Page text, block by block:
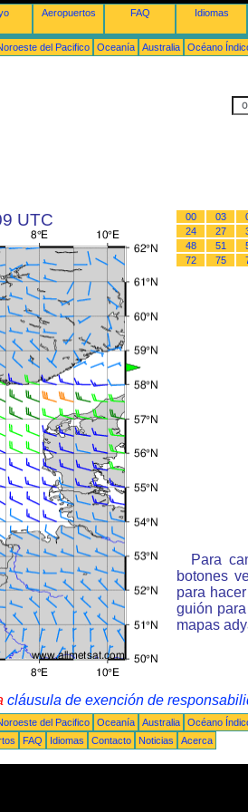
Aeropuertos FAQ Idiomas
del Pacifico Oceanía Australia Océano
UTC 00 03
24
27
48
51
72
75
Para
botones
para
guión
mapas
cláusula de exención de
del Pacifico Oceanía Australia Océano
FAQ Idiomas Contacto Noticias Acerca